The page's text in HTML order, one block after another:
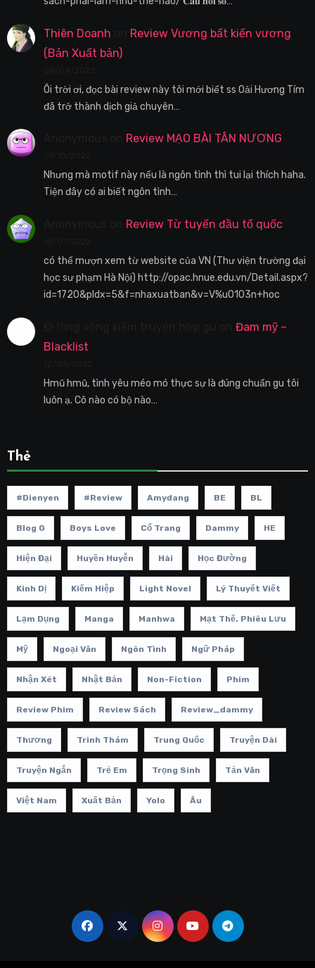
Thiên Doanh
Review Vương bất kiến vương
(Bản Xuất bản)
Ôi trời ơi, đọc bài review này tôi mới biết ss Oải Hương Tím
đã trở thành dịch giả chuyên…
Review MẠO BÀI TÂN NƯƠNG
Nhưng mà motif này nếu là ngôn tình thì tui lại thích haha.
Tiện đây có ai biết ngôn tình…
Review Từ tuyến đầu tổ quốc
có thể mượn xem từ website của VN (Thư viện trường đại
học sư phạm Hà Nội) http://opac.hnue.edu.vn/Detail.aspx?
id=1720&pIdx=5&f=nhaxuatban&v=V%u0103n+hoc
Đam mỹ –
Blacklist
Hmũ hmũ, tình yêu méo mó thực sự là đúng chuẩn gu tôi
luôn ạ. Cô nào có bộ nào…
Thẻ
#dienyen #review Amydang BE BL
Blog G Boys Love Cổ Trang Dammy HE
Hiện Đại Huyền Huyễn Hài Học Đường
Kinh Dị Kiếm Hiệp Light Novel Lý Thuyết Viết
Lạm Dụng Manga Manhwa Mạt Thế. Phiêu Lưu
Mỹ Ngoại Văn Ngôn Tình Ngữ Pháp
Nhận Xét Nhật Bản Non-Fiction Phim
Review Phim Review Sách Review_dammy
Thương Trinh Thám Trung Quốc Truyện Dài
Truyện Ngắn Trẻ Em Trọng Sinh Tản Văn
Việt Nam Xuất Bản Yolo Âu